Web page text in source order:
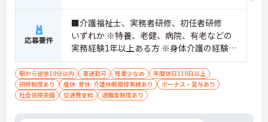
応募要件
■介護福祉士、実務者研修、初任者研修
いずれか ※特養、老健、病院、有老などの
実務経験1年以上ある方 ※身体介護の経験年
以上ある方、機械浴の使用の経験のある方
歓迎
駅から徒歩10分以内 車通勤可 残業少なめ
年間休日110日以上
研修制度あり
産休･育休･介護休暇取得実績あり
ボーナス・賞与あり
社会保険完備
交通費支給 退職金制度あり